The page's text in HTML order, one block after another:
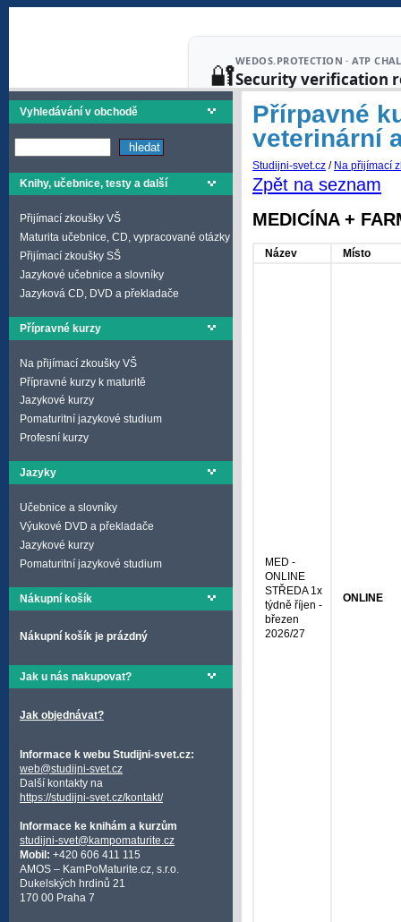
Vyhledávání v obchodě
Knihy, učebnice, testy a další
Přijímací zkoušky VŠ
Maturita učebnice, CD, vypracované otázky
Přijímací zkoušky SŠ
Jazykové učebnice a slovníky
Jazyková CD, DVD a překladače
Přípravné kurzy
Na přijímací zkoušky VŠ
Přípravné kurzy k maturitě
Jazykové kurzy
Pomaturitní jazykové studium
Profesní kurzy
Jazyky
Učebnice a slovníky
Výukové DVD a překladače
Jazykové kurzy
Pomaturitní jazykové studium
Nákupní košík
Nákupní košík je prázdný
Jak u nás nakupovat?
Jak objednávat?
Informace k webu Studijni-svet.cz:
web@studijni-svet.cz
Další kontakty na
https://studijni-svet.cz/kontakt/
Informace ke knihám a kurzům
studijni-svet@kampomaturite.cz
Mobil: +420 606 411 115
AMOS – KamPoMaturite.cz, s.r.o.
Dukelských hrdinů 21
170 00 Praha 7
Přírpavné
veterinární
Studijni-svet.cz / Na přijímací
Zpět na seznam
MEDICÍNA +
Název Místo
MED -
ONLINE
STŘEDA 1x
týdně říjen -
březen
2026/27
ONLINE